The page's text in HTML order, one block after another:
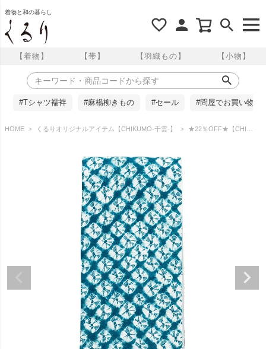
着物と和の暮らし
【着物】 【帯】 【羽織もの】 【小物】
#Tシャツ襦袢 #麻楊柳きもの #セール #問屋でお買い物
HOME くるりオリジナルアイテム【CHIKUMO-千雲-】 ★22％OFF★【CHIKUMO-千雲-】半幅帯 有松鳴海絞り 縦蜘蛛絞り/青緑 長尺 リバーシブル くるり